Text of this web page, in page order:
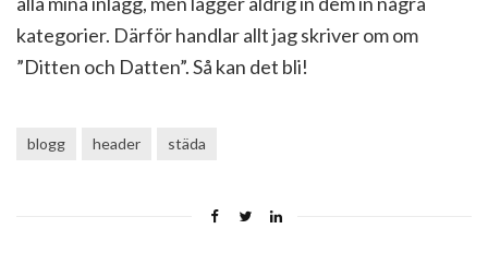
kategorier. Därför handlar allt jag skriver om om
”Ditten och Datten”. Så kan det bli!
blogg header städa